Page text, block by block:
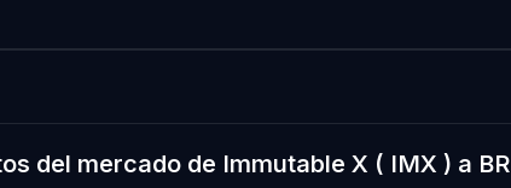
del mercado de Immutable X ( IMX ) a